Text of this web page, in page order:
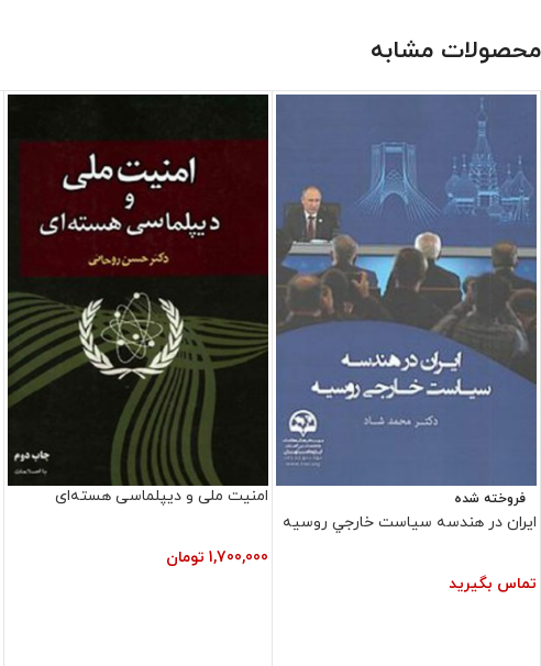
محصولات مشابه
فروخته شده
ايران در هندسه سياست خارجي روسيه
تماس بگیرید
امنیت ملی و دیپلماسی هسته‌ای
1,700,000 تومان